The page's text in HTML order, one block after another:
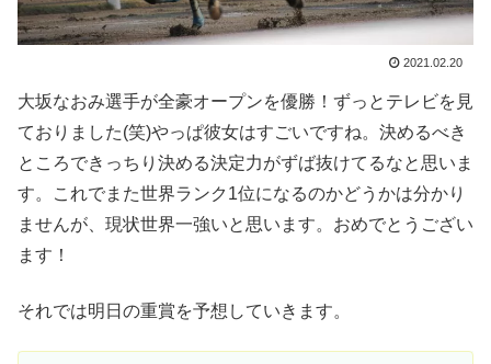
2021.02.20
大坂なおみ選手が全豪オープンを優勝！ずっとテレビを見
ておりました(笑)やっぱ彼女はすごいですね。決めるべき
ところできっちり決める決定力がずば抜けてるなと思いま
す。これでまた世界ランク1位になるのかどうかは分かり
ませんが、現状世界一強いと思います。おめでとうござい
ます！
それでは明日の重賞を予想していきます。